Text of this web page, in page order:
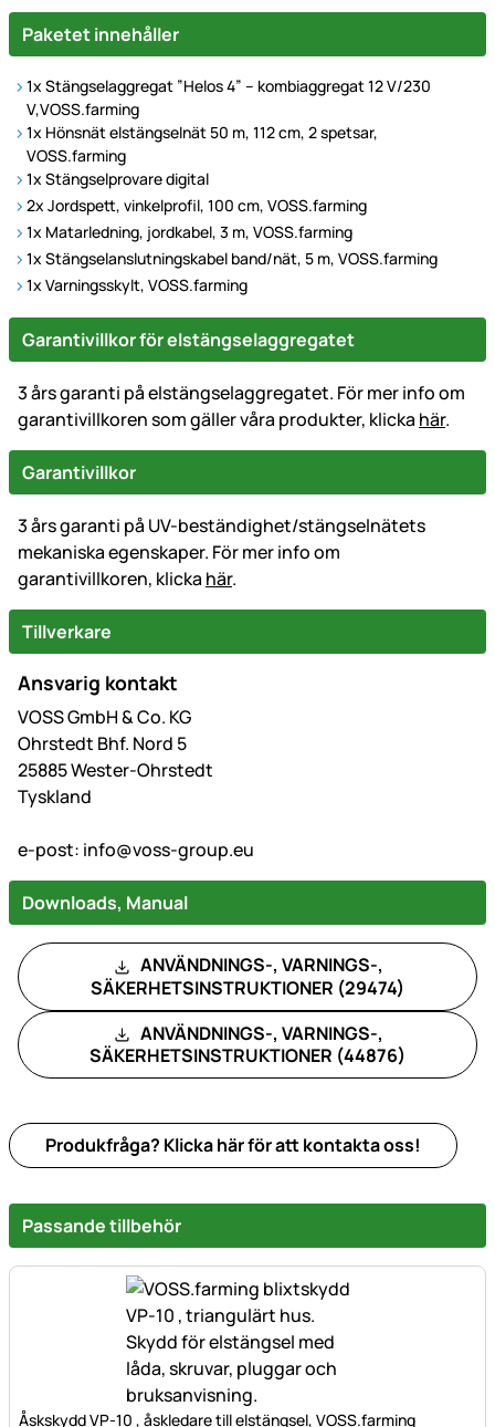
Paketet innehåller
1x Stängselaggregat ”Helos 4” – kombiaggregat 12 V/230
V,VOSS.farming
1x Hönsnät elstängselnät 50 m, 112 cm, 2 spetsar,
VOSS.farming
1x Stängselprovare digital
2x Jordspett, vinkelprofil, 100 cm, VOSS.farming
1x Matarledning, jordkabel, 3 m, VOSS.farming
1x Stängselanslutningskabel band/nät, 5 m, VOSS.farming
1x Varningsskylt, VOSS.farming
Garantivillkor för elstängselaggregatet
3 års garanti på elstängselaggregatet. För mer info om
garantivillkoren som gäller våra produkter, klicka här.
Garantivillkor
3 års garanti på UV-beständighet/stängselnätets
mekaniska egenskaper. För mer info om
garantivillkoren, klicka här.
Tillverkare
Ansvarig kontakt
VOSS GmbH & Co. KG
Ohrstedt Bhf. Nord 5
25885 Wester-Ohrstedt
Tyskland
e-post: info@voss-group.eu
Downloads, Manual
ANVÄNDNINGS-, VARNINGS-,
SÄKERHETSINSTRUKTIONER (29474)
ANVÄNDNINGS-, VARNINGS-,
SÄKERHETSINSTRUKTIONER (44876)
Produkfråga? Klicka här för att kontakta oss!
Passande tillbehör
Åskskydd VP-10 , åskledare till elstängsel, VOSS.farming